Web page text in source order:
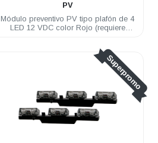
PV
Módulo preventivo PV tipo plafón de 4
LED 12 VDC color Rojo (requiere
Superpromo